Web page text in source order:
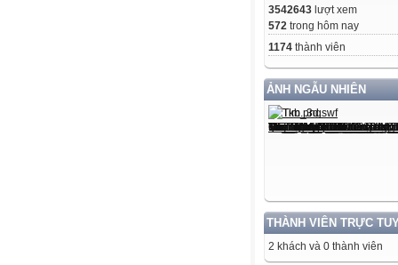
3542643 lượt xem
572 trong hôm nay
1174 thành viên
ẢNH NGẪU NHIÊN
THÀNH VIÊN TRỰC
2 khách và 0 thành viên